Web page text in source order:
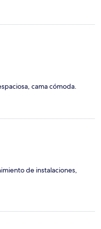
cama cómoda.
de instalaciones,